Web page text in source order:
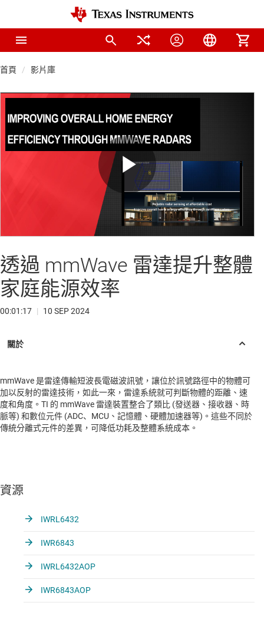
首頁 影片庫
Play
Video
透過 mmWave 雷達提升整體
家庭能源效率
00:01:17 | 10 SEP 2024
mmWave 是雷達傳輸短波長電磁波訊號，讓位於訊號路徑中的物體可
加以反射的雷達技術，如此一來，雷達系統就可判斷物體的距離、速
度和角度。TI 的 mmWave 雷達裝置整合了類比 (發送器、接收器、時
脈等) 和數位元件 (ADC、MCU、記憶體、硬體加速器等)。這些不同於
傳統分離式元件的差異，可降低功耗及整體系統成本。
資源
IWRL6432
IWR6843
IWRL6432AOP
IWR6843AOP